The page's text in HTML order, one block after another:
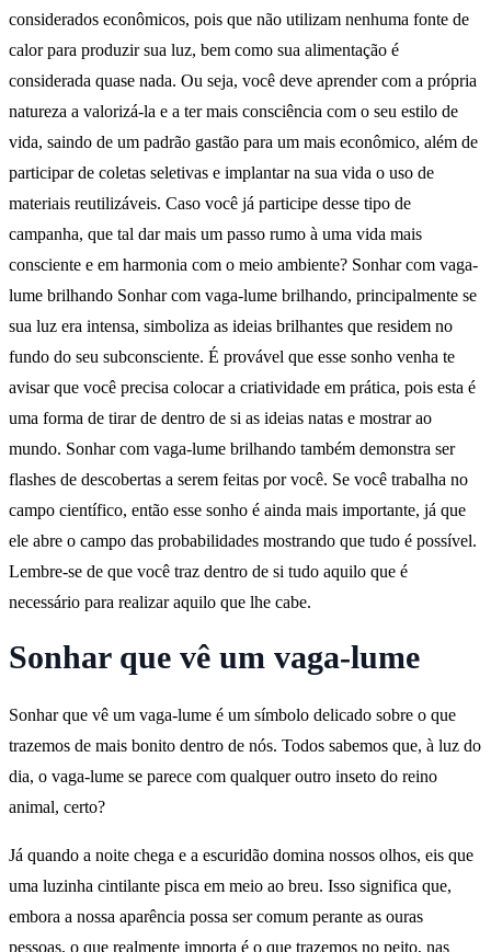
considerados econômicos, pois que não utilizam nenhuma fonte de
calor para produzir sua luz, bem como sua alimentação é
considerada quase nada. Ou seja, você deve aprender com a própria
natureza a valorizá-la e a ter mais consciência com o seu estilo de
vida, saindo de um padrão gastão para um mais econômico, além de
participar de coletas seletivas e implantar na sua vida o uso de
materiais reutilizáveis. Caso você já participe desse tipo de
campanha, que tal dar mais um passo rumo à uma vida mais
consciente e em harmonia com o meio ambiente? Sonhar com vaga-
lume brilhando Sonhar com vaga-lume brilhando, principalmente se
sua luz era intensa, simboliza as ideias brilhantes que residem no
fundo do seu subconsciente. É provável que esse sonho venha te
avisar que você precisa colocar a criatividade em prática, pois esta é
uma forma de tirar de dentro de si as ideias natas e mostrar ao
mundo. Sonhar com vaga-lume brilhando também demonstra ser
flashes de descobertas a serem feitas por você. Se você trabalha no
campo científico, então esse sonho é ainda mais importante, já que
ele abre o campo das probabilidades mostrando que tudo é possível.
Lembre-se de que você traz dentro de si tudo aquilo que é
necessário para realizar aquilo que lhe cabe.
Sonhar que vê um vaga-lume
Sonhar que vê um vaga-lume é um símbolo delicado sobre o que
trazemos de mais bonito dentro de nós. Todos sabemos que, à luz do
dia, o vaga-lume se parece com qualquer outro inseto do reino
animal, certo?
Já quando a noite chega e a escuridão domina nossos olhos, eis que
uma luzinha cintilante pisca em meio ao breu. Isso significa que,
embora a nossa aparência possa ser comum perante as ouras
pessoas, o que realmente importa é o que trazemos no peito, nas